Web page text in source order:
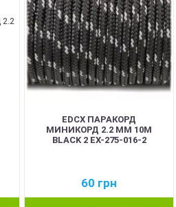
EDCX ПАРАКОРД
МИНИКОРД 2.2 ММ 10М
BLACK 2 EX-275-016-2
60 грн